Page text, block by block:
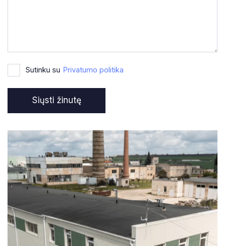
Sutinku su Privatumo politika